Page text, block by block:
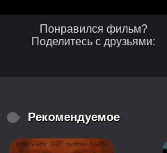
Понравился фильм?
Поделитесь с друзьями:
Рекомендуемое